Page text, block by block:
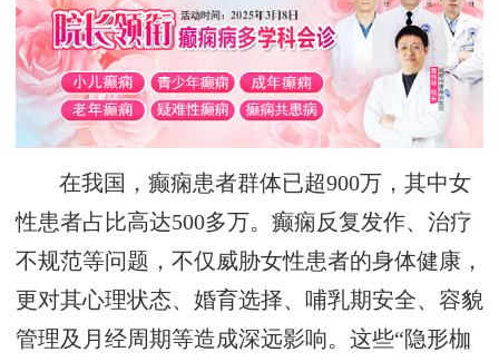
在我国，癫痫患者群体已超900万，其中女
性患者占比高达500多万。癫痫反复发作、治疗
不规范等问题，不仅威胁女性患者的身体健康，
更对其心理状态、婚育选择、哺乳期安全、容貌
管理及月经周期等造成深远影响。这些“隐形枷